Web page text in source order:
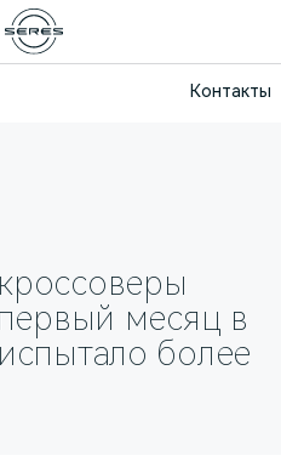
Контакты
первый месяц в
более